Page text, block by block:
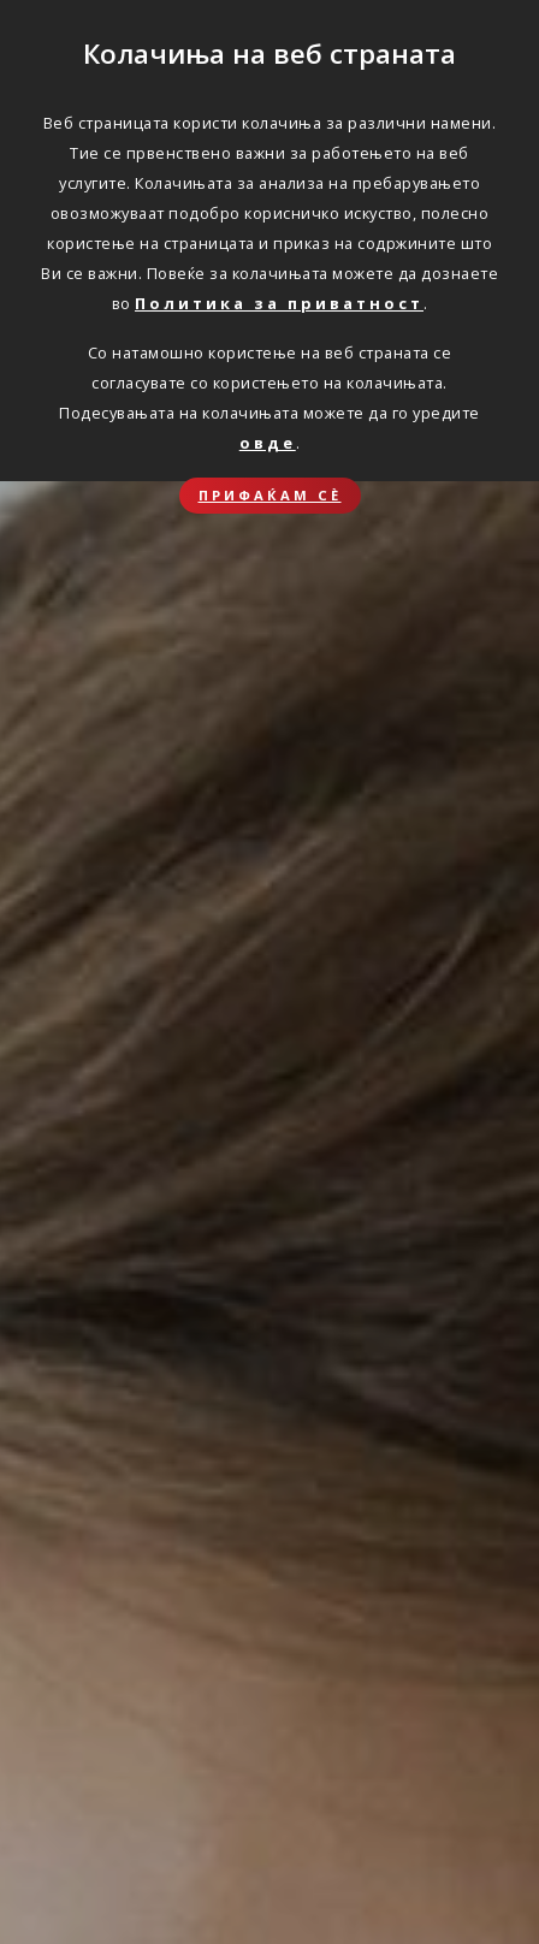
Колачиња на веб страната
Веб страницата користи колачиња за различни намени.
Тие се првенствено важни за работењето на веб
услугите. Колачињата за анализа на пребарувањето
овозможуваат подобро корисничко искуство, полесно
користење на страницата и приказ на содржините што
Ви се важни. Повеќе за колачињата можете да дознаете
во Политика за приватност .
Со натамошно користење на веб страната се
согласувате со користењето на колачињата.
Подесувањата на колачињата можете да го уредите
овде .
ПРИФАЌАМ СЀ